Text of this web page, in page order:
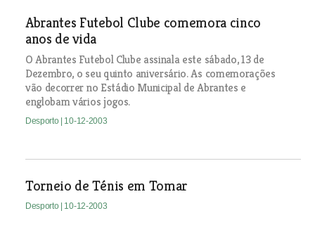
Abrantes Futebol Clube comemora cinco
anos de vida
O Abrantes Futebol Clube assinala este sábado, 13 de
Dezembro, o seu quinto aniversário. As comemorações
vão decorrer no Estádio Municipal de Abrantes e
englobam vários jogos.
Desporto | 10-12-2003
Torneio de Ténis em Tomar
Desporto | 10-12-2003